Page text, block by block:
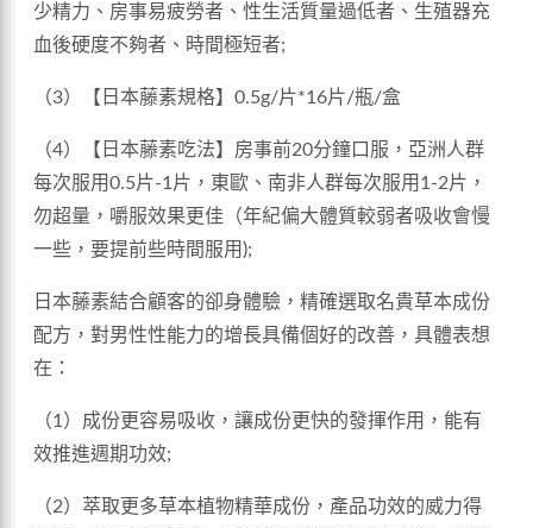
少精力、房事易疲勞者、性生活質量過低者、生殖器充
血後硬度不夠者、時間極短者;
（3）【日本藤素規格】0.5g/片*16片/瓶/盒
（4）【日本藤素吃法】房事前20分鐘口服，亞洲人群
每次服用0.5片-1片，東歐、南非人群每次服用1-2片，
勿超量，嚼服效果更佳（年紀偏大體質較弱者吸收會慢
一些，要提前些時間服用);
日本藤素結合顧客的卻身體驗，精確選取名貴草本成份
配方，對男性性能力的增長具備個好的改善，具體表想
在：
（1）成份更容易吸收，讓成份更快的發揮作用，能有
效推進週期功效;
（2）萃取更多草本植物精華成份，產品功效的威力得